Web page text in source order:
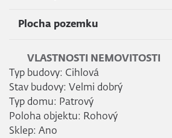
Plocha pozemku
VLASTNOSTI NEMOVITOSTI
Typ budovy: Cihlová
Stav budovy: Velmi dobrý
Typ domu: Patrový
Poloha objektu: Rohový
Sklep: Ano